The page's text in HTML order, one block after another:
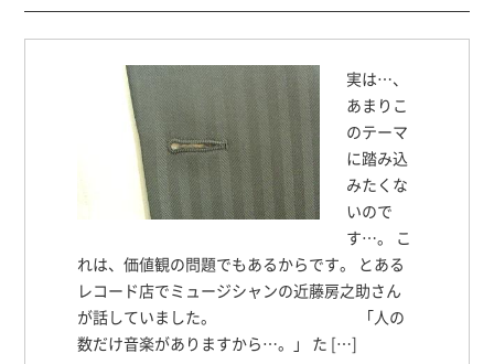
実は…、
あまりこ
のテーマ
に踏み込
みたくな
いので
す…。 こ
れは、価値観の問題でもあるからです。 とある
レコード店でミュージシャンの近藤房之助さん
が話していました。 「人の
数だけ音楽がありますから…。」 た […]